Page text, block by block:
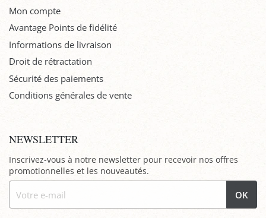
Mon compte
Avantage Points de fidélité
Informations de livraison
Droit de rétractation
Sécurité des paiements
Conditions générales de vente
NEWSLETTER
Inscrivez-vous à notre newsletter pour recevoir nos offres
promotionnelles et les nouveautés.
OK